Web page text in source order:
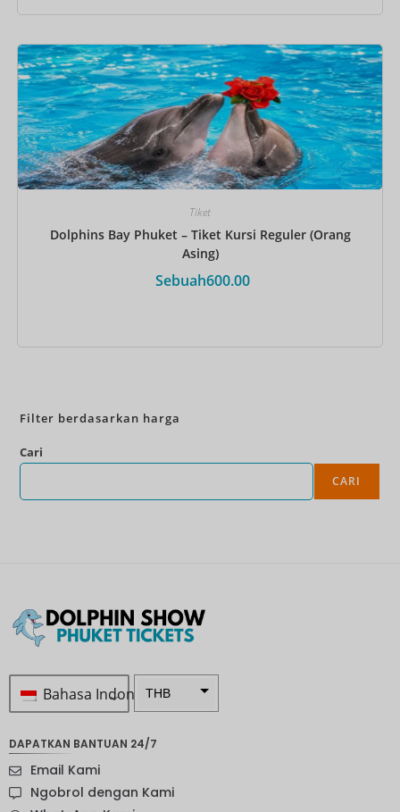
Pesan Sekarang
Tiket
Dolphins Bay Phuket – Tiket Kursi Reguler (Orang
Asing)
Sebuah600.00
Filter berdasarkan harga
Cari
CARI
Bahasa Indonesia
THB
mata
DAPATKAN BANTUAN 24/7
Email Kami
Ngobrol dengan Kami